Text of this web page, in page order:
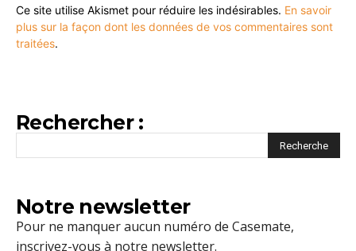
Ce site utilise Akismet pour réduire les indésirables. En savoir
plus sur la façon dont les données de vos commentaires sont
traitées.
Rechercher :
Notre newsletter